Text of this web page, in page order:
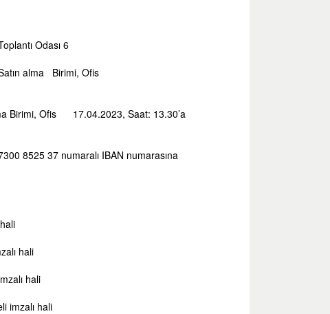
Odası 6
alma Birimi, Ofis
Birimi, Ofis 17.04.2023, Saat: 13.30’a
8525 37 numaralı IBAN numarasına
hali
hali
imzalı hali